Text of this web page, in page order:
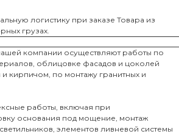
логистику при заказе Товара из
грузах.
компании осуществляют работы по
облицовке фасадов и цоколей
кирпичом, по монтажу гранитных и
работы, включая при
основания под мощение, монтаж
элементов ливневой системы